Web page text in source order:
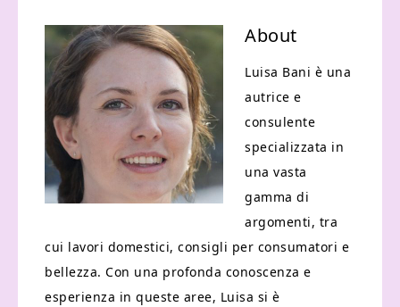
About
Luisa Bani è una
autrice e
consulente
specializzata in
una vasta
gamma di
argomenti, tra
cui lavori domestici, consigli per consumatori e
bellezza. Con una profonda conoscenza e
esperienza in queste aree, Luisa si è